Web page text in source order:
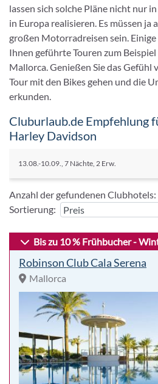
lassen sich solche Pläne nicht nur
in Europa realisieren. Es müssen ja
großen Motorradreisen sein.
Ihnen geführte Touren zum
Mallorca. Genießen Sie das Gefühl
Tour mit den Bikes gehen und die
erkunden.
Cluburlaub.de Empfehlung
Harley Davidson
13.08.-10.09., 7 Nächte, 2 Erw.
Anzahl der gefundenen Clubhotels:
Sortierung:
Bis zu 10 % Frühbucher -
Robinson Club Cala Serena
Mallorca